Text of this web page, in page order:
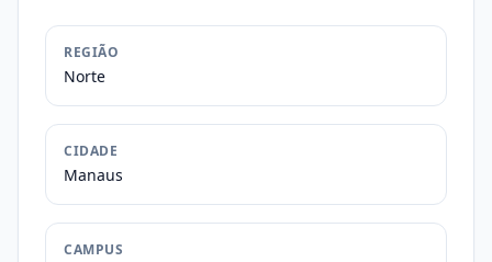
REGIÃO
Norte
CIDADE
Manaus
CAMPUS